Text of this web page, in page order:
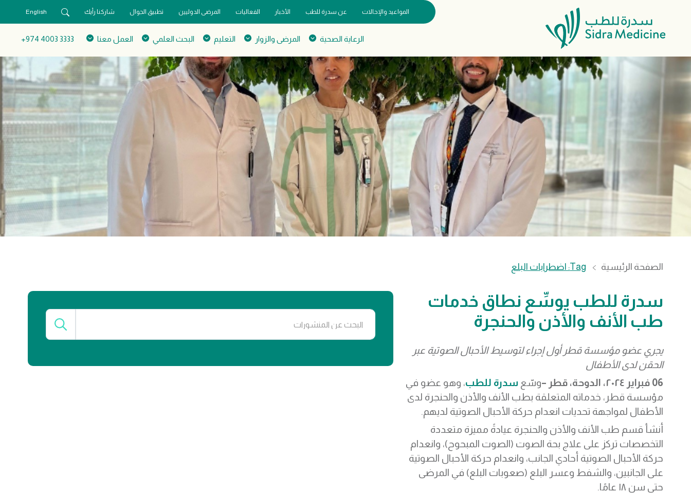
المواعيد والإحالات عن سدرة للطب الأخبار الفعاليات المرضى الدوليين تطبيق الجوال شاركنا رأيك English
الرعاية الصحية المرضى والزوار التعليم البحث العلمي العمل معنا 3333 4003 974+
الصفحة الرئيسية Tag: اضطرابات البلع
سدرة للطب يوسِّع نطاق خدمات
طب الأنف والأذن والحنجرة
يجري عضو مؤسسة قطر أول إجراء لتوسيط الأحبال الصوتية عبر
الحقن لدى الأطفال
06 فبراير ٢٠٢٤، الدوحة، قطر –
وسّع سدرة للطب، وهو عضو في
مؤسسة قطر، خدماته المتعلقة بطب الأنف والأذن والحنجرة لدى
الأطفال لمواجهة تحديات انعدام حركة الأحبال الصوتية لديهم.
أنشأ قسم طب الأنف والأذن والحنجرة عيادةً مميزة متعددة
التخصصات تركز على علاج بحة الصوت (الصوت المبحوح)، وانعدام
حركة الأحبال الصوتية أحادي الجانب، وانعدام حركة الأحبال الصوتية
على الجانبين، والشفط وعسر البلع (صعوبات البلع) في المرضى
حتى سن ١٨ عامًا.